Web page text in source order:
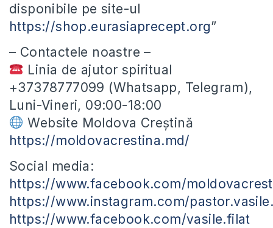
disponibile pe site-ul
https://shop.eurasiaprecept.org”
– Contactele noastre –
Linia de ajutor spiritual
+37378777099 (Whatsapp, Telegram),
Luni-Vineri, 09:00-18:00
Website Moldova Creștină
https://moldovacrestina.md/
Social media:
https://www.facebook.com/
https://www.instagram.com/
https://www.facebook.com/vasile.filat